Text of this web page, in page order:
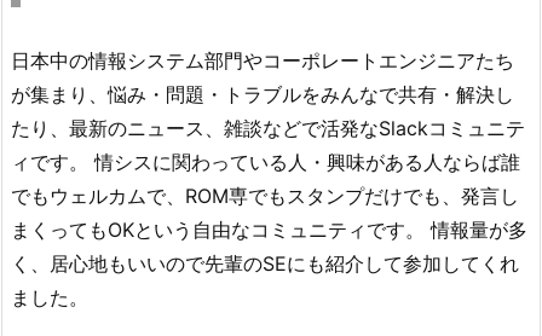
日本中の情報システム部門やコーポレートエンジニアたち
が集まり、悩み・問題・トラブルをみんなで共有・解決し
たり、最新のニュース、雑談などで活発なSlackコミュニテ
ィです。 情シスに関わっている人・興味がある人ならば誰
でもウェルカムで、ROM専でもスタンプだけでも、発言し
まくってもOKという自由なコミュニティです。 情報量が多
く、居心地もいいので先輩のSEにも紹介して参加してくれ
ました。